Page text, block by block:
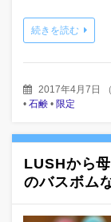
続きを読む
2017年4月7日 （
• 石鹸 • 限定
LUSHから
のバスボム